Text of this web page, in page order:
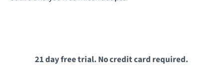
21 day free trial. No credit card required.